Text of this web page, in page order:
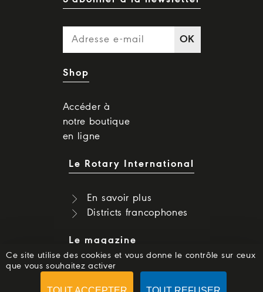
OK
Shop
Accéder à
notre boutique
en ligne
Le Rotary International
En savoir plus
Districts francophones
Le magazine
Dernier numéro
Numéros précédents
Ce site utilise des cookies et vous donne le contrôle sur ceux
que vous souhaitez activer